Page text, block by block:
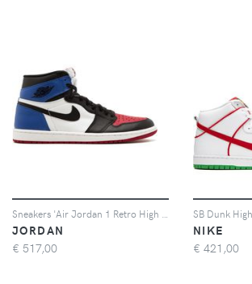
JORDAN
€ 517,00
NIKE
€ 421,00